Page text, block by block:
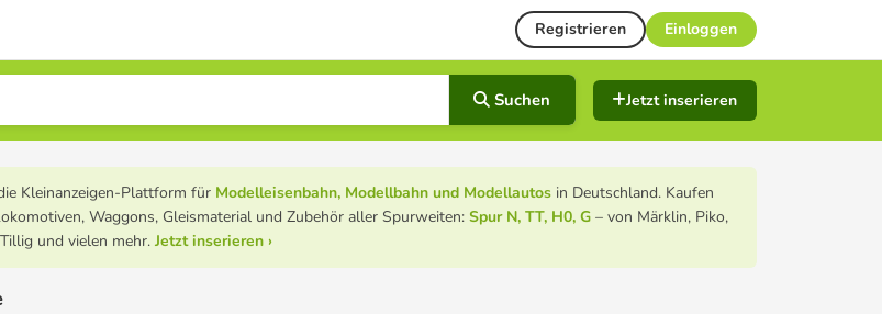
Registrieren Einloggen
Suchen Jetzt inserieren
Kleinanzeigen-Plattform für Modelleisenbahn, Modellbahn und Modellautos in Deutschland. Kaufen
Waggons, Gleismaterial und Zubehör aller Spurweiten: Spur N, TT, H0, G – von Märklin, Piko,
und vielen mehr. Jetzt inserieren ›